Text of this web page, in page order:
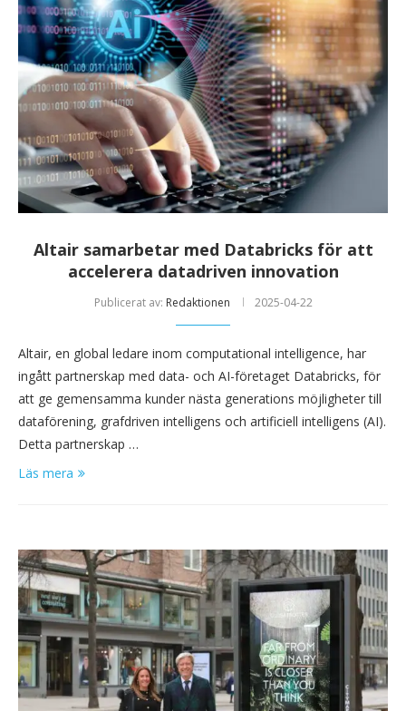
Altair samarbetar med Databricks för att
accelerera datadriven innovation
Publicerat av: Redaktionen 2025-04-22
Altair, en global ledare inom computational intelligence, har
ingått partnerskap med data- och AI-företaget Databricks, för
att ge gemensamma kunder nästa generations möjligheter till
dataförening, grafdriven intelligens och artificiell intelligens (AI).
Detta partnerskap …
Läs mera